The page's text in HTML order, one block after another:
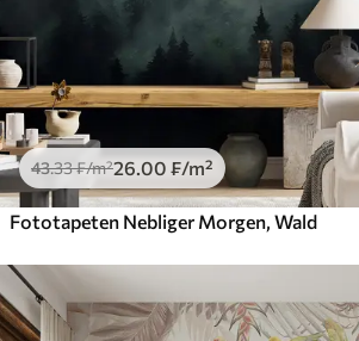
43.33₣/m²26.00 ₣/m²
Fototapeten Nebliger Morgen, Wald